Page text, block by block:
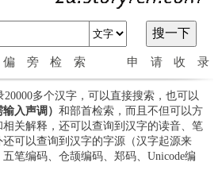
偏旁检索 申请收录
多个汉字，可以直接搜索，也可以
入声调） 和部首检索，而且不但可以方
关解释，还可以查询到汉字的读音、笔
可以查询到汉字的字源（汉字起源来
笔编码、仓颉编码、郑码、Unicode编